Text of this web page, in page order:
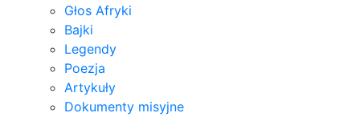
Głos Afryki
Bajki
Legendy
Poezja
Artykuły
Dokumenty misyjne